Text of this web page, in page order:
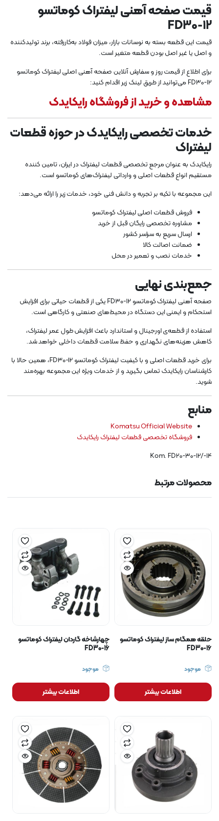
قیمت صفحه آهنی لیفتراک کوماتسو
FD30-12
قیمت این قطعه بسته به نوسانات بازار، میزان فولاد به‌کاررفته، برند تولیدکننده
و اصل یا غیر اصل بودن قطعه متغیر است.
برای اطلاع از قیمت روز و سفارش آنلاین صفحه آهنی اصلی لیفتراک کوماتسو
FD30-12 می‌توانید از طریق لینک زیر اقدام کنید:
مشاهده و خرید از فروشگاه رایکایدک
خدمات تخصصی رایکایدک در حوزه قطعات
لیفتراک
رایکایدک به عنوان مرجع تخصصی قطعات لیفتراک در ایران، تامین کننده
مستقیم انواع قطعات اصلی و وارداتی لیفتراک‌های کوماتسو است.
این مجموعه با تکیه بر تجربه و دانش فنی خود، خدمات زیر را ارائه می‌دهد:
فروش قطعات اصلی لیفتراک کوماتسو
مشاوره تخصصی رایگان قبل از خرید
ارسال سریع به سراسر کشور
ضمانت اصالت کالا
خدمات نصب و تعمیر در محل
جمع‌بندی نهایی
صفحه آهنی لیفتراک کوماتسو FD30-12 یکی از قطعات حیاتی برای افزایش
استحکام و ایمنی این دستگاه در محیط‌های صنعتی و کارگاهی است.
استفاده از قطعه‌ی اورجینال و استاندارد باعث افزایش طول عمر لیفتراک،
کاهش هزینه‌های نگهداری و حفظ سلامت قطعات داخلی خواهد شد.
برای خرید قطعات اصلی و با کیفیت لیفتراک کوماتسو FD30-12، همین حالا با
کارشناسان رایکایدک تماس بگیرید و از خدمات ویژه این مجموعه بهره‌مند
شوید.
منابع
Komatsu Official Website
فروشگاه تخصصی قطعات لیفتراک رایکایدک
Kom. FD20-30-12/-14
محصولات مرتبط
حلقه همگام ساز لیفتراک کوماتسو
FD30-16
موجود
اطلاعات بیشتر
چهارشاخه گاردان لیفتراک کوماتسو
FD30-16
موجود
اطلاعات بیشتر